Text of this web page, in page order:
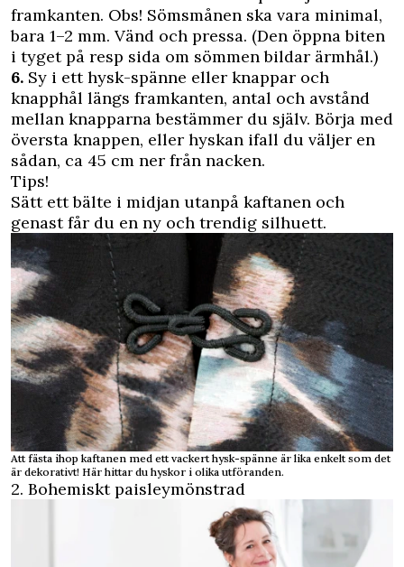
framkanten. Obs! Sömsmånen ska vara minimal,
bara 1–2 mm. Vänd och pressa. (Den öppna biten
i tyget på resp sida om sömmen bildar ärmhål.)
6. Sy i ett hysk-spänne eller knappar och
knapphål längs framkanten, antal och avstånd
mellan knapparna bestämmer du själv. Börja med
översta knappen, eller hyskan ifall du väljer en
sådan, ca 45 cm ner från nacken.
Tips!
Sätt ett bälte i midjan utanpå kaftanen och
genast får du en ny och trendig silhuett.
Att fästa ihop kaftanen med ett vackert hysk-spänne är lika enkelt som det
är dekorativt! Här hittar du hyskor i olika utföranden.
2. Bohemiskt paisleymönstrad